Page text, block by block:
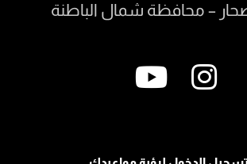
– محافظة شمال الباطنة